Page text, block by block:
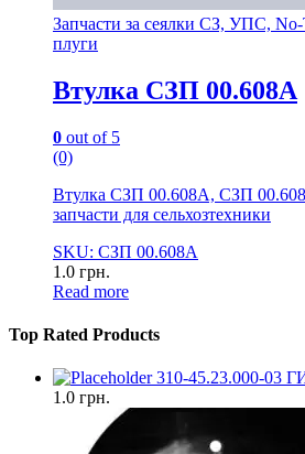
Запчасти за сеялки СЗ, УПС,
плуги
Втулка СЗП 00.608А
0 out of 5
(0)
Втулка СЗП 00.608А, СЗП
запчасти для сельхозтехники
SKU: СЗП 00.608А
1.0 грн.
Read more
Top Rated Products
310-45.23.000-
1.0 грн.